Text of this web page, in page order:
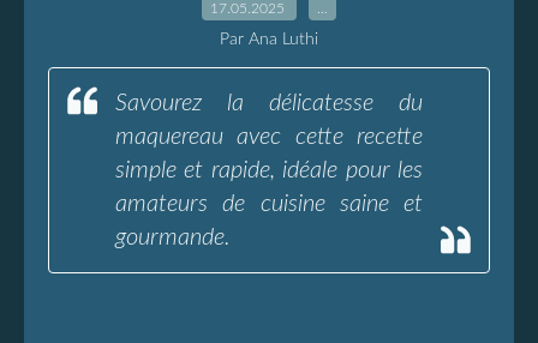
17.05.2025
Par Ana Luthi
Savourez la délicatesse du
maquereau avec cette recette
simple et rapide, idéale pour les
amateurs de cuisine saine et
gourmande.